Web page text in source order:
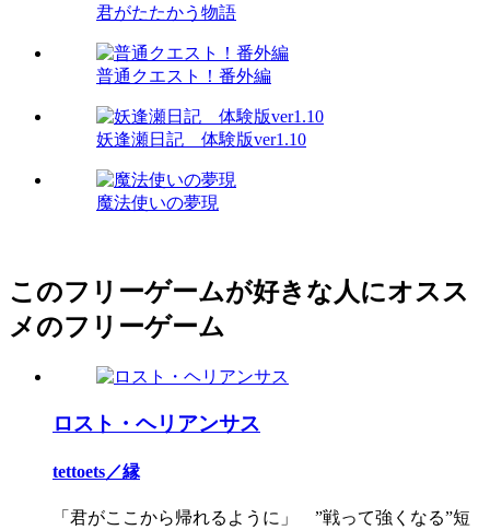
君がたたかう物語
普通クエスト！番外編
妖逢瀬日記 体験版ver1.10
魔法使いの夢現
このフリーゲームが好きな人にオスス
メのフリーゲーム
ロスト・ヘリアンサス
tettoets／縁
「君がここから帰れるように」 ”戦って強くなる”短